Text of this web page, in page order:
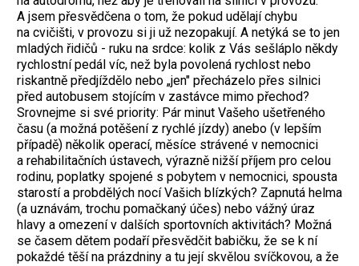
A jsem přesvědčena o tom, že pokud udělají chybu
na cvičišti, v provozu si ji už nezopakují. A netýká se to jen
mladých řidičů - ruku na srdce: kolik z Vás sešláplo někdy
rychlostní pedál víc, než byla povolená rychlost nebo
riskantně předjíždělo nebo „jen" přecházelo přes silnici
před autobusem stojícím v zastávce mimo přechod?
Srovnejme si své priority: Pár minut Vašeho ušetřeného
času (a možná potěšení z rychlé jízdy) anebo (v lepším
případě) několik operací, měsíce strávené v nemocnici
a rehabilitačních ústavech, výrazně nižší příjem pro celou
rodinu, poplatky spojené s pobytem v nemocnici, spousta
starostí a probdělých nocí Vašich blízkých? Zapnutá helma
(a uznávám, trochu pomačkaný účes) nebo vážný úraz
hlavy a omezení v dalších sportovních aktivitách? Možná
se časem dětem podaří přesvědčit babičku, že se k ní
pokaždé těší na prázdniny a tu její skvělou svíčkovou, a že